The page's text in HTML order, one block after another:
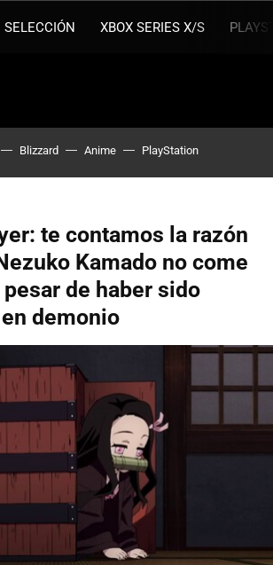
SELECCIÓN XBOX SERIES X/S
Blizzard Anime PlayStation
te contamos la razón
Kamado no come
pesar de haber sido
demonio